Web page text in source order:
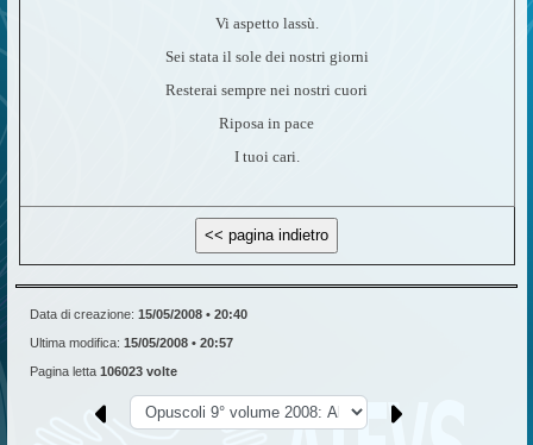
Vi aspetto lassù.
Sei stata il sole dei nostri giorni
Resterai sempre nei nostri cuori
Riposa in pace
I tuoi cari.
Data di creazione: 15/05/2008 • 20:40
Ultima modifica: 15/05/2008 • 20:57
Pagina letta 106023 volte